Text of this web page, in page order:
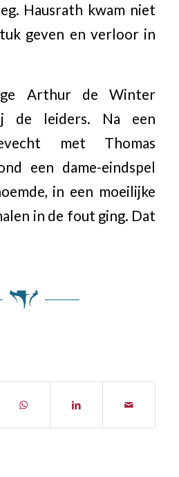
Hausrath kwam niet
geven en verloor in
Arthur de Winter
de leiders. Na een
met Thomas
een dame-eindspel
in een moeilijke
in de fout ging. Dat